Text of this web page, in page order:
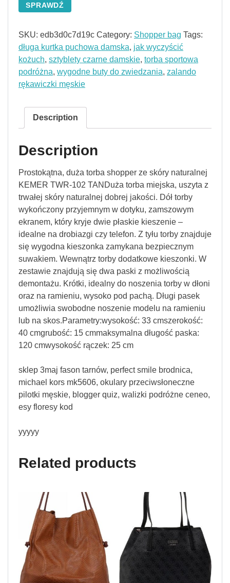
SPRAWDŹ
SKU: edb3d0c7d19c Category: Shopper bag Tags:
długa kurtka puchowa damska, jak wyczyścić
kożuch, sztyblety czarne damskie, torba sportowa
podróżna, wygodne buty do zwiedzania, zalando
rękawiczki męskie
Description
Description
Prostokątna, duża torba shopper ze skóry naturalnej
KEMER TWR-102 TANDuża torba miejska, uszyta z
trwałej skóry naturalnej dobrej jakości. Dół torby
wykończony przyjemnym w dotyku, zamszowym
ekranem, który kryje dwie płaskie kieszenie –
idealne na drobiazgi czy telefon. Z tyłu torby znajduje
się wygodna kieszonka zamykana bezpiecznym
suwakiem. Wewnątrz torby dodatkowe kieszonki. W
zestawie znajdują się dwa paski z możliwością
demontażu. Krótki, idealny do noszenia torby w dłoni
oraz na ramieniu, wysoko pod pachą. Długi pasek
umożliwia swobodne noszenie modelu na ramieniu
lub na skos.Parametry:wysokość: 33 cmszerokość:
40 cmgrubość: 15 cmmaksymalna długość paska:
120 cmwysokość rączek: 25 cm
sklep 3maj fason tarnów, perfect smile brodnica,
michael kors mk5606, okulary przeciwsłoneczne
pilotki męskie, blogger quiz, walizki podróżne ceneo,
esy floresy kod
yyyyy
Related products